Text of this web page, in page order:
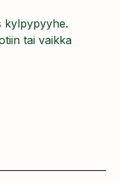
kylpypyyhe.
tai vaikka